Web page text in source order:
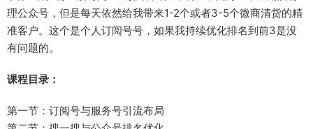
理公众号，但是每天依然给我带来1-2个或者3-5个微商清货的精
准客户。这个是个人订阅号号，如果我持续优化排名到前3是没
有问题的。
课程目录：
第一节：订阅号与服务号引流布局